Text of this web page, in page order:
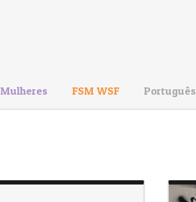
Mulheres FSM WSF Português